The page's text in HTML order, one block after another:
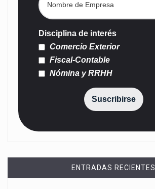
Disciplina de interés
Comercio Exterior
Fiscal-Contable
Nómina y RRHH
Suscribirse
ENTRADAS RECIENTES